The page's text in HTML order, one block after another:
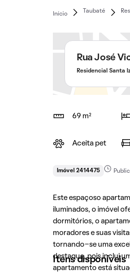
Início
Taubaté
Rua José
Residencial Santa
69 m²
Aceita pet
Imóvel 2414475
Este espaçoso
iluminados, o imóvel
dormitórios, o
moradores e suas
tornando-se uma
destaque, pois inclui
apartamento está
Itens disponíveis